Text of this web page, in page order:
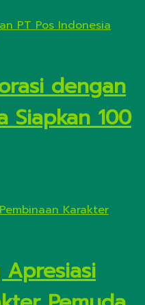
dengan
Siapkan 100
Apresiasi